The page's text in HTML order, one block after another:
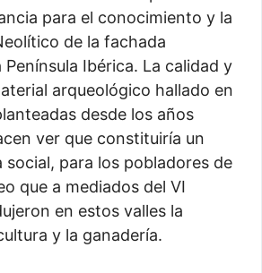
para el conocimiento y la
de la fachada
Ibérica. La calidad y
arqueológico hallado en
desde los años
ver que constituiría un
social, para los pobladores de
que a mediados del VI
en estos valles la
y la ganadería.